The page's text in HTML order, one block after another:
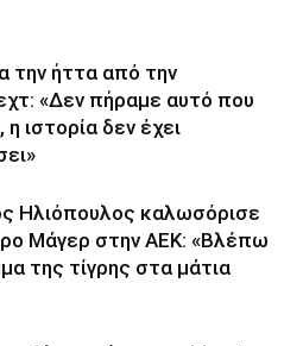
την ήττα από την
«Δεν πήραμε αυτό που
η ιστορία δεν έχει
Ηλιόπουλος καλωσόρισε
Μάγερ στην ΑΕΚ: «Βλέπω
της τίγρης στα μάτια